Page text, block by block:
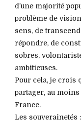
d’une majorité
problème de
sens, de
répondre, de
sobres,
ambitieuses.
Pour cela, je crois
partager, au
France.
Les souverainetés :